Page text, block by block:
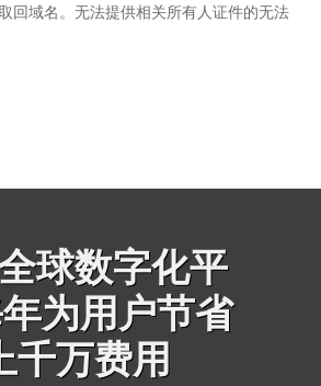
回域名。无法提供相关所有人证件的无法
球数字化平
为用户节省
千万费用